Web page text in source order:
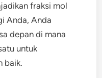
fraksi mol
Anda, Anda
depan di mana
untuk
baik.